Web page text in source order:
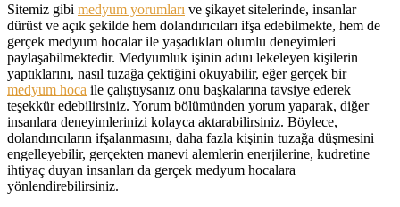
Sitemiz gibi medyum yorumları ve şikayet sitelerinde, insanlar
dürüst ve açık şekilde hem dolandırıcıları ifşa edebilmekte, hem de
gerçek medyum hocalar ile yaşadıkları olumlu deneyimleri
paylaşabilmektedir. Medyumluk işinin adını lekeleyen kişilerin
yaptıklarını, nasıl tuzağa çektiğini okuyabilir, eğer gerçek bir
medyum hoca ile çalıştıysanız onu başkalarına tavsiye ederek
teşekkür edebilirsiniz. Yorum bölümünden yorum yaparak, diğer
insanlara deneyimlerinizi kolayca aktarabilirsiniz. Böylece,
dolandırıcıların ifşalanmasını, daha fazla kişinin tuzağa düşmesini
engelleyebilir, gerçekten manevi alemlerin enerjilerine, kudretine
ihtiyaç duyan insanları da gerçek medyum hocalara
yönlendirebilirsiniz.